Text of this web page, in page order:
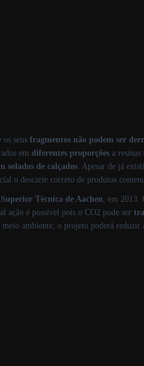
os seus fragmentos não podem ser
em diferentes proporções a
solados de calçados . Apesar de já
o descarte correto de produtos
Técnica de Aachen , em
ação é possível pois o CO2 pode ser
ambiente, o projeto poderá reduzir